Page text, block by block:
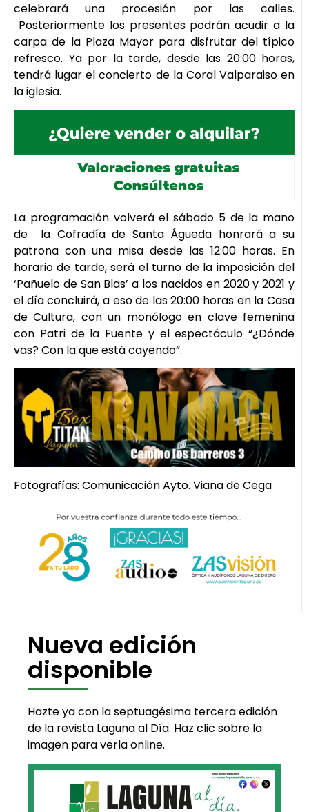
celebrará una procesión por las calles.
Posteriormente los presentes podrán acudir a la
carpa de la Plaza Mayor para disfrutar del típico
refresco. Ya por la tarde, desde las 20:00 horas,
tendrá lugar el concierto de la Coral Valparaiso en
la iglesia.
La programación volverá el sábado 5 de la mano
de la Cofradía de Santa Águeda honrará a su
patrona con una misa desde las 12:00 horas. En
horario de tarde, será el turno de la imposición del
‘Pañuelo de San Blas’ a los nacidos en 2020 y 2021 y
el día concluirá, a eso de las 20:00 horas en la Casa
de Cultura, con un monólogo en clave femenina
con Patri de la Fuente y el espectáculo “¿Dónde
vas? Con la que está cayendo”.
Fotografías: Comunicación Ayto. Viana de Cega
Nueva edición
disponible
Hazte ya con la septuagésima tercera edición
de la revista Laguna al Día. Haz clic sobre la
imagen para verla online.